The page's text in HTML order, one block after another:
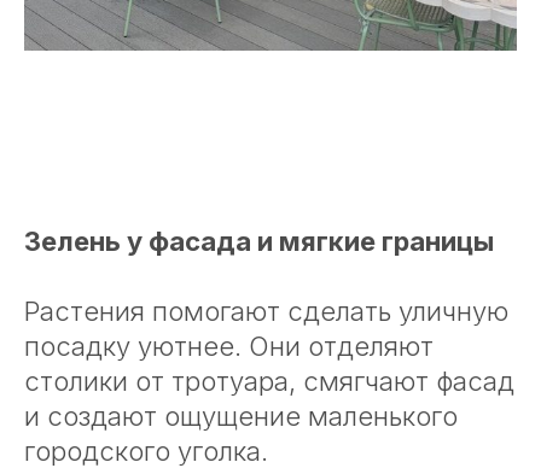
Зелень у фасада и мягкие границы
Растения помогают сделать уличную
посадку уютнее. Они отделяют
столики от тротуара, смягчают фасад
и создают ощущение маленького
городского уголка.